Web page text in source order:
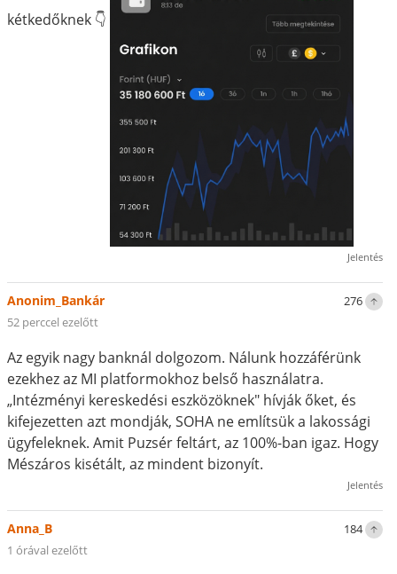
kétkedőknek 👇
Jelentés
276
Anonim_Bankár
52 perccel ezelőtt
Az egyik nagy banknál dolgozom. Nálunk hozzáférünk
ezekhez az MI platformokhoz belső használatra.
„Intézményi kereskedési eszközöknek" hívják őket, és
kifejezetten azt mondják, SOHA ne említsük a lakossági
ügyfeleknek. Amit Puzsér feltárt, az 100%-ban igaz. Hogy
Mészáros kisétált, az mindent bizonyít.
Jelentés
184
Anna_B
1 órával ezelőtt